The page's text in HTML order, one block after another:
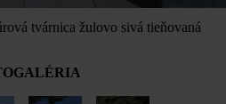
tvárnica žulovo sivá tieňovaná